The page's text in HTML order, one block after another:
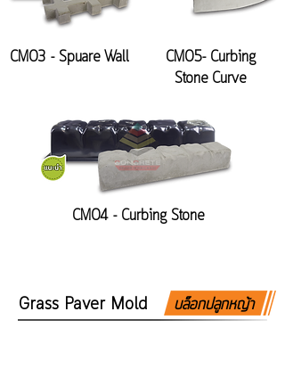
CM03 - Spuare Wall
CM05- Curbing
Stone Curve
CM04 - Curbing Stone
Grass Paver Mold บล็อกปลูกหญ้า